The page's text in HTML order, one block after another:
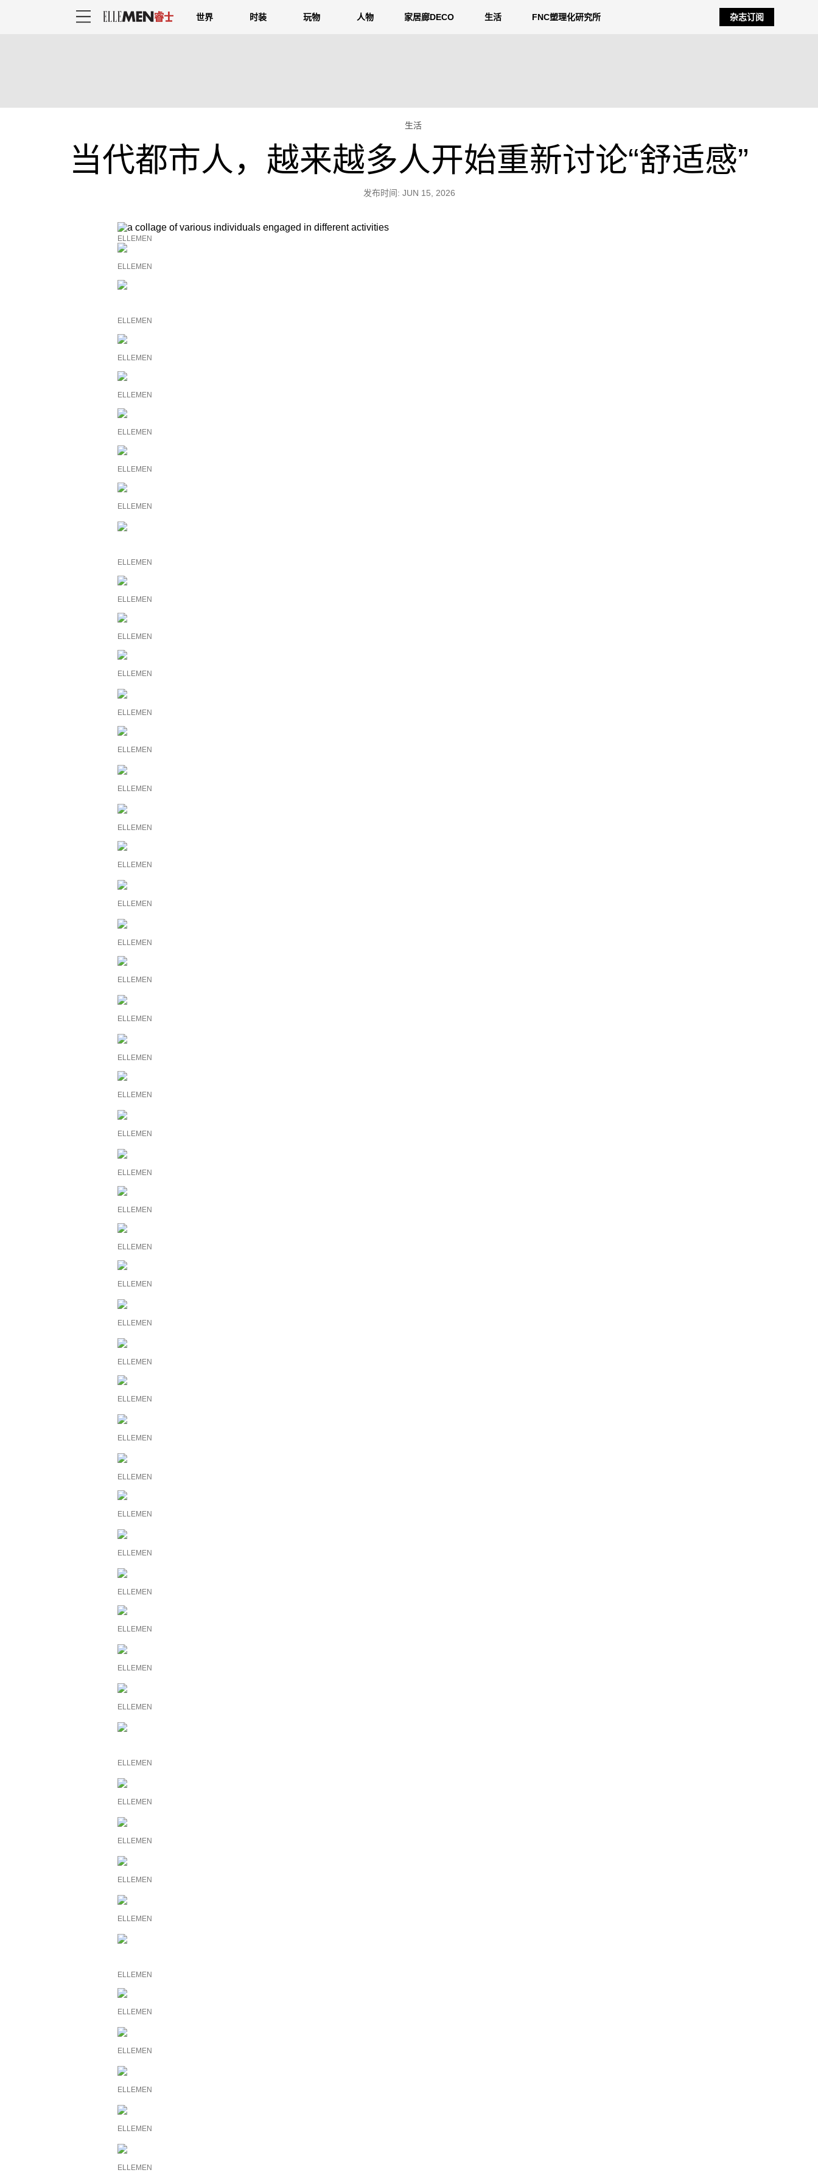
世界 时装 玩物 人物 家居廊DECO 生活 FNC塑理化研究所 杂志订阅
生活
当代都市人，越来越多人开始重新讨论“舒适感”
发布时间: JUN 15, 2026
ELLEMEN
ELLEMEN
ELLEMEN
ELLEMEN
ELLEMEN
ELLEMEN
ELLEMEN
ELLEMEN
ELLEMEN
ELLEMEN
ELLEMEN
ELLEMEN
ELLEMEN
ELLEMEN
ELLEMEN
ELLEMEN
ELLEMEN
ELLEMEN
ELLEMEN
ELLEMEN
ELLEMEN
ELLEMEN
ELLEMEN
ELLEMEN
ELLEMEN
ELLEMEN
ELLEMEN
ELLEMEN
ELLEMEN
ELLEMEN
ELLEMEN
ELLEMEN
ELLEMEN
ELLEMEN
ELLEMEN
ELLEMEN
ELLEMEN
ELLEMEN
ELLEMEN
ELLEMEN
ELLEMEN
ELLEMEN
ELLEMEN
ELLEMEN
ELLEMEN
ELLEMEN
ELLEMEN
ELLEMEN
ELLEMEN
ELLEMEN